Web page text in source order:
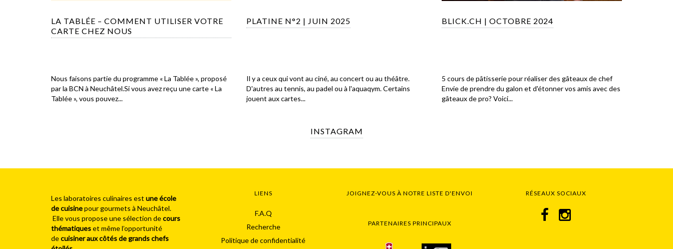
LA TABLÉE – COMMENT UTILISER VOTRE
CARTE CHEZ NOUS
Nous faisons partie du programme « La Tablée », proposé
par la BCN à Neuchâtel.Si vous avez reçu une carte « La
Tablée », vous pouvez...
PLATINE N°2 | JUIN 2025
Il y a ceux qui vont au ciné, au concert ou au théâtre.
D'autres au tennis, au padel ou à l'aquaqym. Certains
jouent aux cartes...
BLICK.CH | OCTOBRE 2024
5 cours de pâtisserie pour réaliser des gâteaux de chef
Envie de prendre du galon et d'étonner vos amis avec des
gâteaux de pro? Voici...
INSTAGRAM
Les laboratoires culinaires est une école
de cuisinepour gourmets à Neuchâtel.
Elle vous propose une sélection decours
thématiqueset même l’opportunité
decuisiner aux côtés de grands chefs
LIENS
F.A.Q
Recherche
Politique de confidentialité
JOIGNEZ-VOUS À NOTRE LISTE D'ENVOI
PARTENAIRES PRINCIPAUX
RÉSEAUX SOCIAUX